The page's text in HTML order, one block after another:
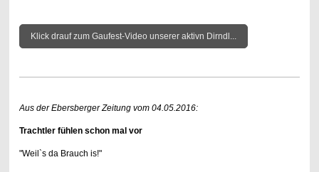
Klick drauf zum Gaufest-Video unserer aktivn Dirndl...
Aus der Ebersberger Zeitung vom 04.05.2016:
Trachtler fühlen schon mal vor
"Weil`s da Brauch is!"